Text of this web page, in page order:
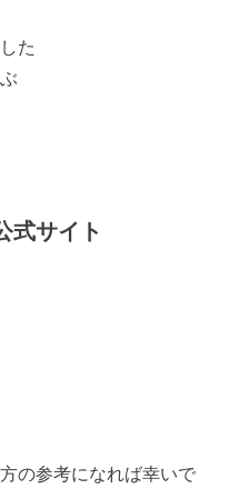
た
式サイト
の参考になれば幸いで